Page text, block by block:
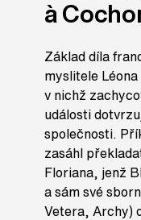
à
Základ díla
myslitele
v nichž
události
společnosti.
zasáhl
Floriana, jenž
a sám své
Vetera, Archy)